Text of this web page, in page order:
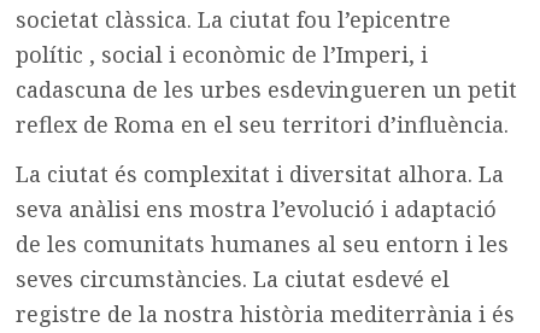
societat clàssica. La ciutat fou l’epicentre
polític , social i econòmic de l’Imperi, i
cadascuna de les urbes esdevingueren un petit
reflex de Roma en el seu territori d’influència.
La ciutat és complexitat i diversitat alhora. La
seva anàlisi ens mostra l’evolució i adaptació
de les comunitats humanes al seu entorn i les
seves circumstàncies. La ciutat esdevé el
registre de la nostra història mediterrània i és